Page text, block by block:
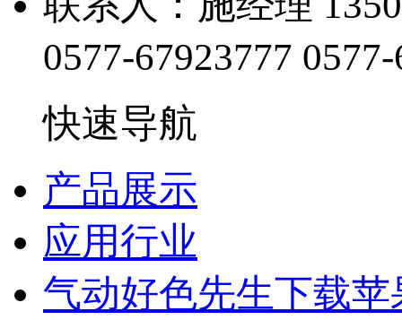
0577-67923777
快速导航
产品展示
应用行业
气动好色先生下载